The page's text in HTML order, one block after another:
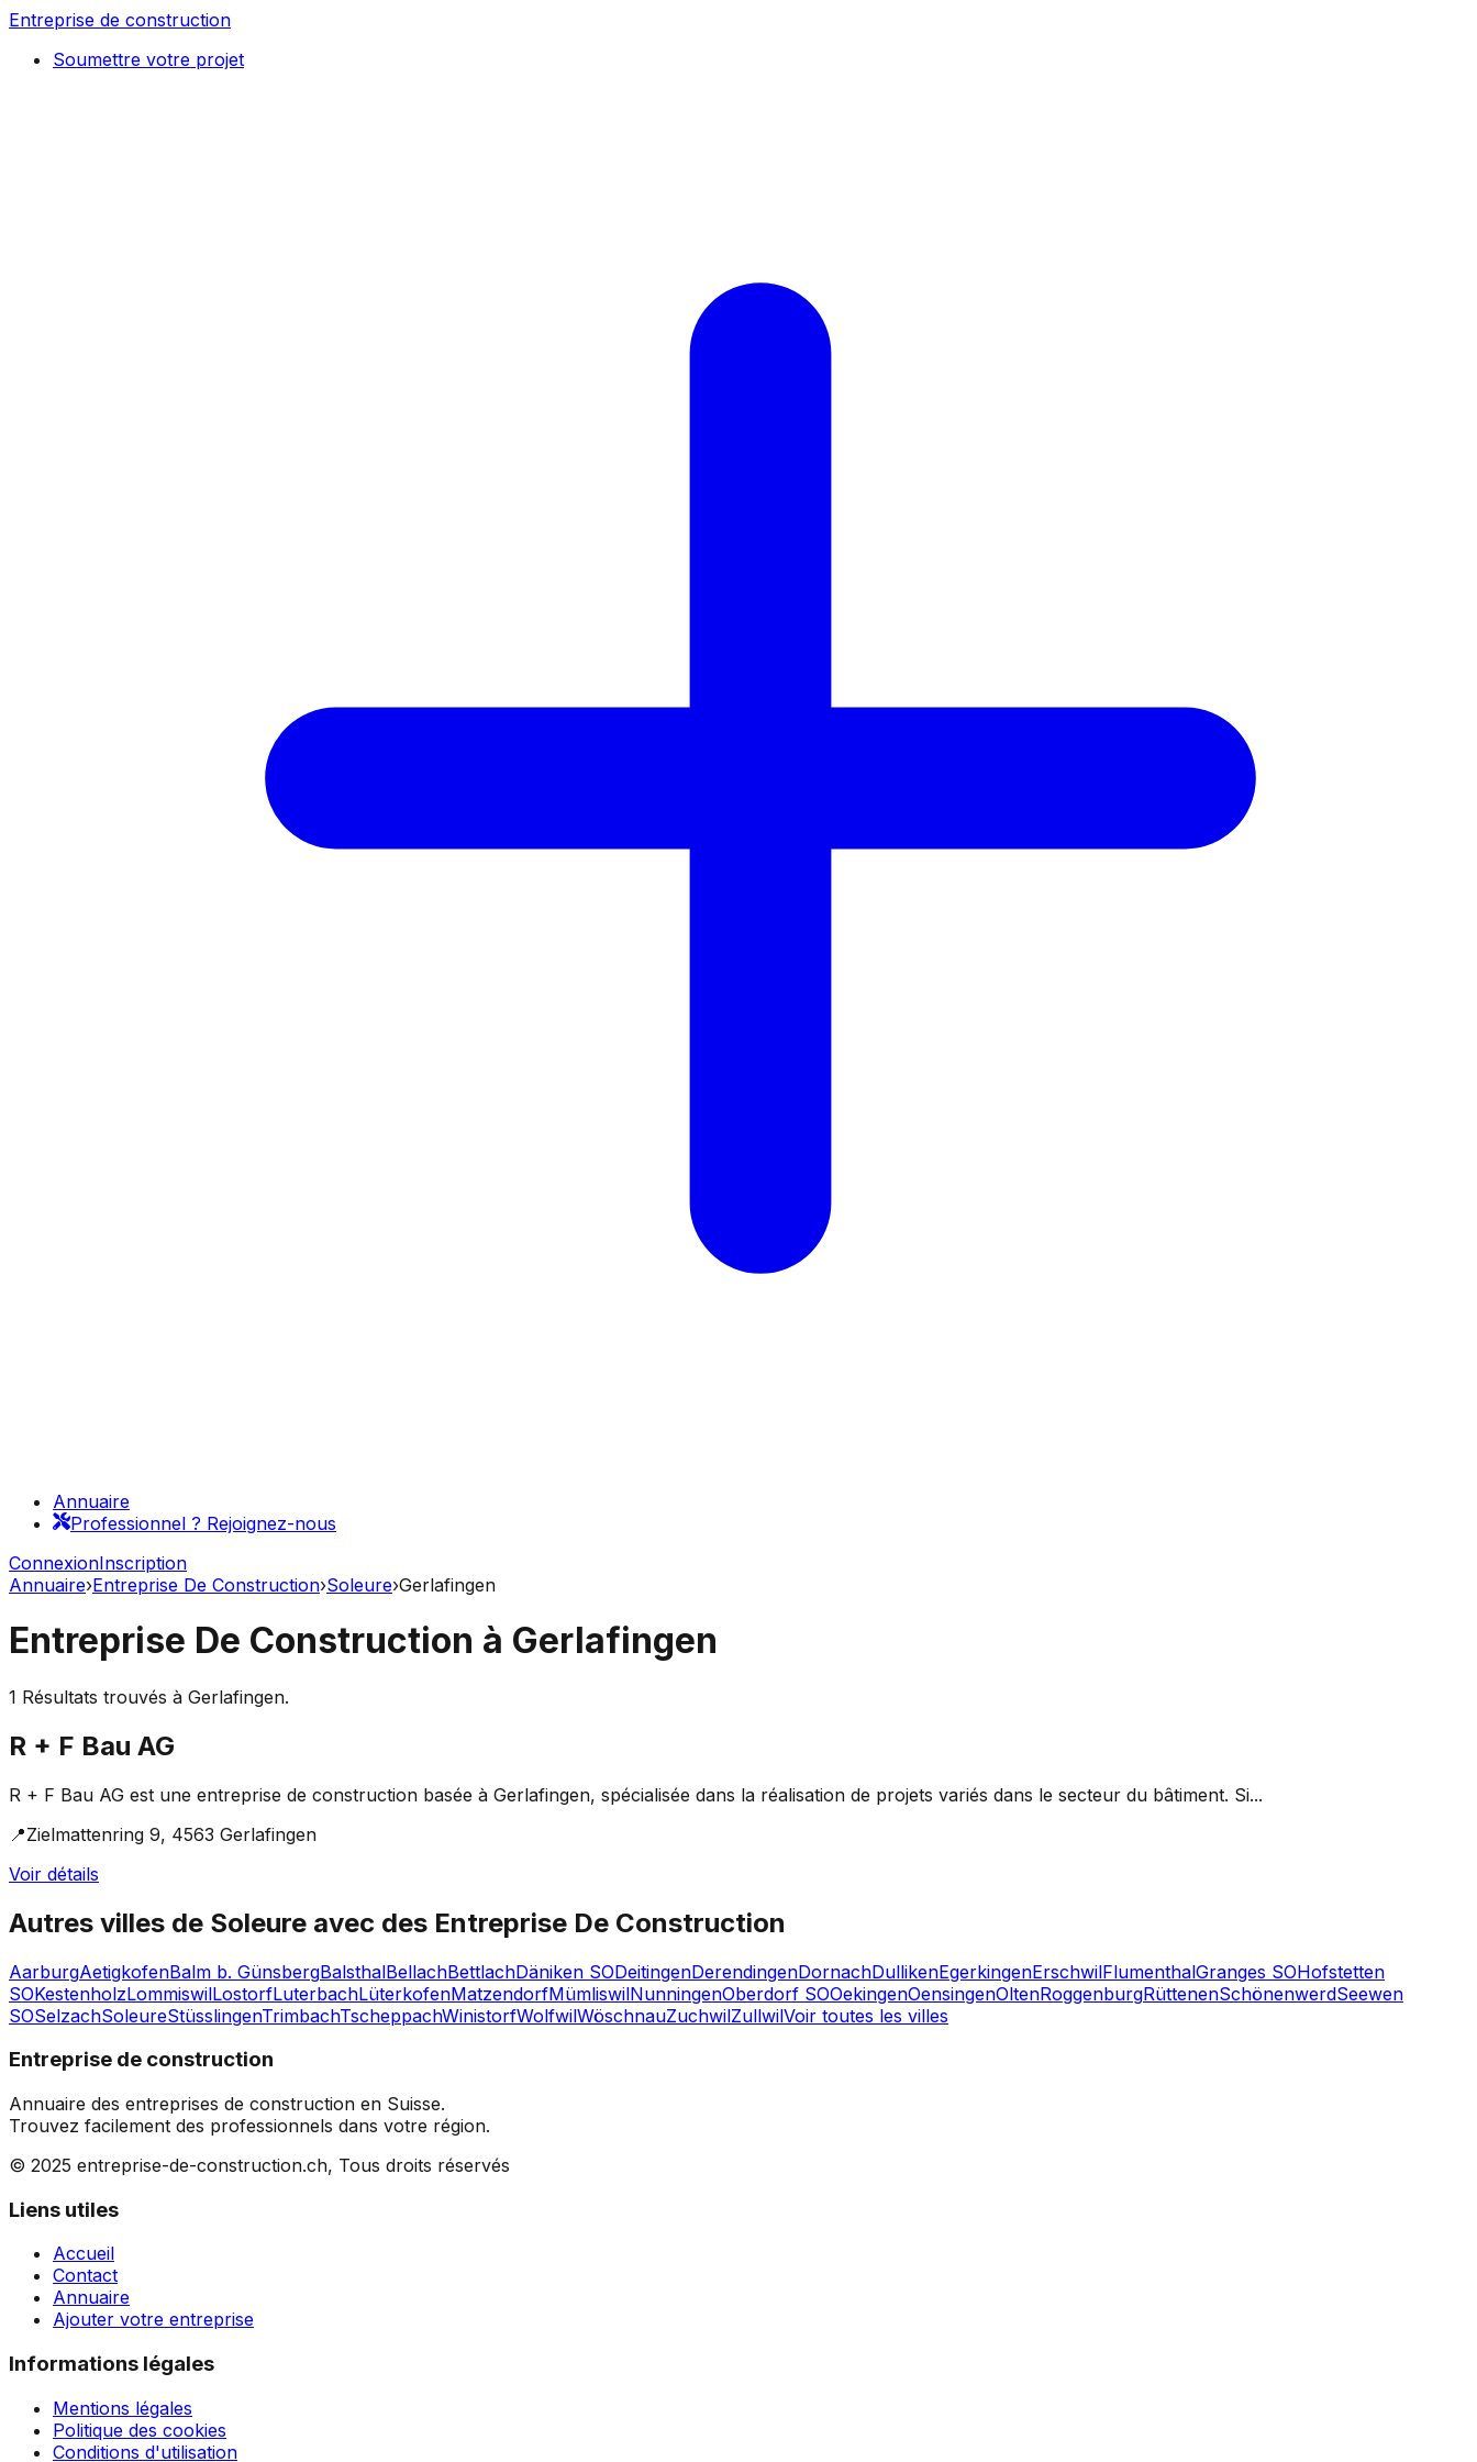
Entreprise de construction
Soumettre votre projet
Annuaire
Professionnel ? Rejoignez-nous
ConnexionInscription
Annuaire›Entreprise De Construction›Soleure›Gerlafingen
Entreprise De Construction à Gerlafingen
1 Résultats trouvés à Gerlafingen.
R + F Bau AG
R + F Bau AG est une entreprise de construction basée à Gerlafingen, spécialisée dans la réalisation de projets variés dans le secteur du bâtiment. Si...
📍Zielmattenring 9, 4563 Gerlafingen
Voir détails
Autres villes de Soleure avec des Entreprise De Construction
AarburgAetigkofenBalm b. GünsbergBalsthalBellachBettlachDäniken SODeitingenDerendingenDornachDullikenEgerkingenErschwilFlumenthalGranges SOHofstetten
SOKestenholzLommiswilLostorfLuterbachLüterkofenMatzendorfMümliswilNunningenOberdorf SOOekingenOensingenOltenRoggenburgRüttenenSchönenwerdSeewen
SOSelzachSoleureStüsslingenTrimbachTscheppachWinistorfWolfwilWöschnauZuchwilZullwilVoir toutes les villes
Entreprise de construction
Annuaire des entreprises de construction en Suisse.
Trouvez facilement des professionnels dans votre région.
© 2025 entreprise-de-construction.ch, Tous droits réservés
Liens utiles
Accueil
Contact
Annuaire
Ajouter votre entreprise
Informations légales
Mentions légales
Politique des cookies
Conditions d'utilisation